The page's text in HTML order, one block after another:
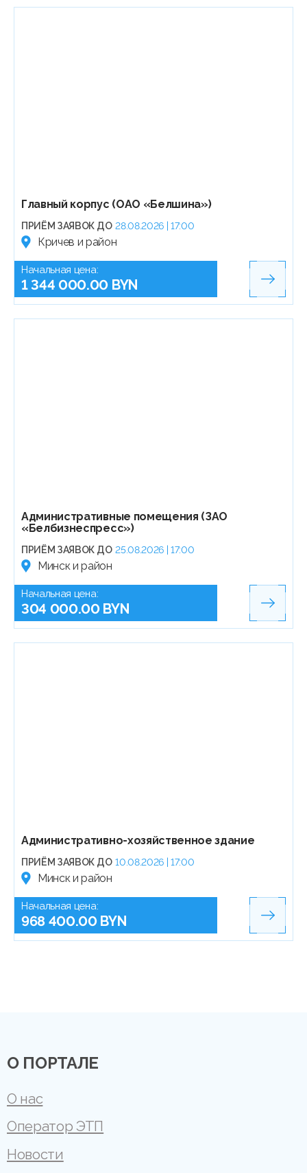
Главный корпус (ОАО «Белшина»)
ПРИЁМ ЗАЯВОК ДО 28.08.2026 | 17:00
Кричев и район
Начальная цена:
1 344 000.00 BYN
Административные помещения (ЗАО
«Белбизнеспресс»)
ПРИЁМ ЗАЯВОК ДО 25.08.2026 | 17:00
Минск и район
Начальная цена:
304 000.00 BYN
Административно-хозяйственное здание
ПРИЁМ ЗАЯВОК ДО 10.08.2026 | 17:00
Минск и район
Начальная цена:
968 400.00 BYN
О ПОРТАЛЕ
О нас
Оператор ЭТП
Новости